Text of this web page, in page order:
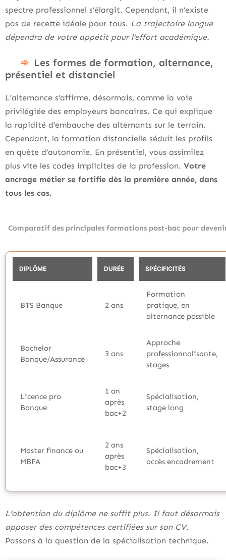
spectre professionnel s’élargit. Cependant, il n’existe
pas de recette idéale pour tous. La trajectoire longue
dépendra de votre appétit pour l’effort académique.
Les formes de formation, alternance,
présentiel et distanciel
L’alternance s’affirme, désormais, comme la voie
privilégiée des employeurs bancaires. Ce qui explique
la rapidité d’embauche des alternants sur le terrain.
Cependant, la formation distancielle séduit les profils
en quête d’autonomie. En présentiel, vous assimilez
plus vite les codes implicites de la profession. Votre
ancrage métier se fortifie dès la première année, dans
tous les cas.
Comparatif des principales formations post-bac pour
DIPLÔME DURÉE SPÉCIFICITÉS
BTS Banque 2 ans
Formation
pratique, en
alternance possible
Bachelor
Banque/Assurance
3 ans
Approche
professionnalisante,
stages
Licence pro
Banque
1 an
après
bac+2
Spécialisation,
stage long
Master finance ou
MBFA
2 ans
après
bac+3
Spécialisation,
accès encadrement
L’obtention du diplôme ne suffit plus. Il faut désormais
apposer des compétences certifiées sur son CV.
Passons à la question de la spécialisation technique.